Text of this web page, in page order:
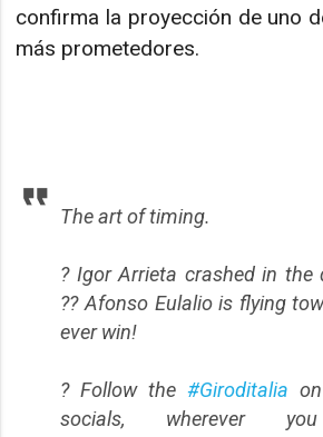
confirma la proyección de uno
más prometedores.
The art of timing.
? Igor Arrieta crashed in the
?? Afonso Eulalio is flying
ever win!
? Follow the#Giroditalia
socials, wherever